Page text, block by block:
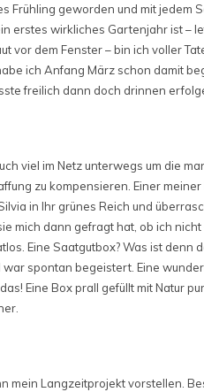
Frühling geworden und mit jedem
erstes wirkliches Gartenjahr ist –
vor dem Fenster – bin ich voller
ich Anfang März schon damit
freilich dann doch drinnen
viel im Netz unterwegs um die
zu kompensieren. Einer
in Ihr grünes Reich und
mich dann gefragt hat, ob ich
Eine Saatgutbox? Was ist denn
spontan begeistert. Eine
Eine Box prall gefüllt mit Natur
mein Langzeitprojekt vorstellen.